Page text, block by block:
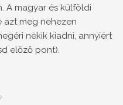
A magyar és külföldi
azt meg nehezen
nekik kiadni, annyiért
előző pont).